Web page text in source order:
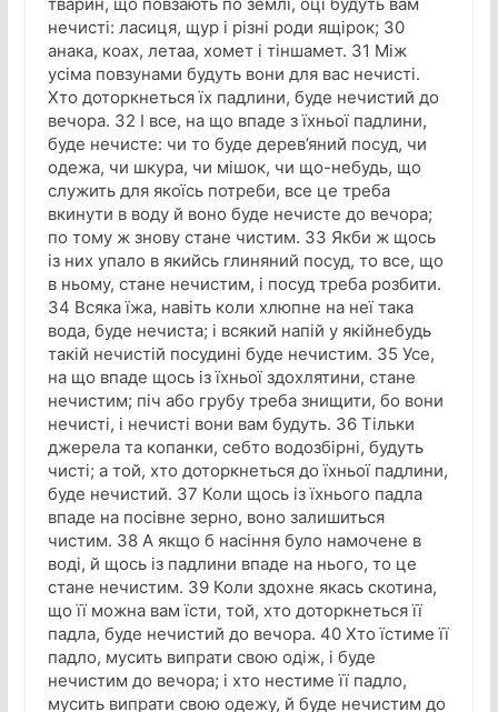
нечисті: ласиця, щур і різні роди ящірок; 30
анака, коах, летаа, хомет і тіншамет. 31 Між
усіма повзунами будуть вони для вас нечисті.
Хто доторкнеться їх падлини, буде нечистий до
вечора. 32 І все, на що впаде з їхньої падлини,
буде нечисте: чи то буде дерев’яний посуд, чи
одежа, чи шкура, чи мішок, чи що-небудь, що
служить для якоїсь потреби, все це треба
вкинути в воду й воно буде нечисте до вечора;
по тому ж знову стане чистим. 33 Якби ж щось
із них упало в якийсь глиняний посуд, то все, що
в ньому, стане нечистим, і посуд треба розбити.
34 Всяка їжа, навіть коли хлюпне на неї така
вода, буде нечиста; і всякий напій у якійнебудь
такій нечистій посудині буде нечистим. 35 Усе,
на що впаде щось із їхньої здохлятини, стане
нечистим; піч або грубу треба знищити, бо вони
нечисті, і нечисті вони вам будуть. 36 Тільки
джерела та копанки, себто водозбірні, будуть
чисті; а той, хто доторкнеться до їхньої падлини,
буде нечистий. 37 Коли щось із їхнього падла
впаде на посівне зерно, воно залишиться
чистим. 38 А якщо б насіння було намочене в
воді, й щось із падлини впаде на нього, то це
стане нечистим. 39 Коли здохне якась скотина,
що її можна вам їсти, той, хто доторкнеться її
падла, буде нечистий до вечора. 40 Хто їстиме її
падло, мусить випрати свою одіж, і буде
нечистим до вечора; і хто нестиме її падло,
мусить випрати свою одежу, й буде нечистим до